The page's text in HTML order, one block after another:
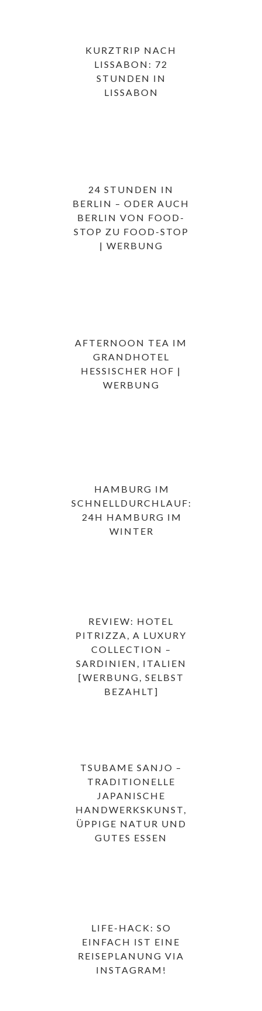
KURZTRIP NACH
LISSABON: 72
STUNDEN IN
LISSABON
24 STUNDEN IN
BERLIN – ODER AUCH
BERLIN VON FOOD-
STOP ZU FOOD-STOP
| WERBUNG
AFTERNOON TEA IM
GRANDHOTEL
HESSISCHER HOF |
WERBUNG
HAMBURG IM
SCHNELLDURCHLAUF:
24H HAMBURG IM
WINTER
REVIEW: HOTEL
PITRIZZA, A LUXURY
COLLECTION –
SARDINIEN, ITALIEN
[WERBUNG, SELBST
BEZAHLT]
TSUBAME SANJO –
TRADITIONELLE
JAPANISCHE
HANDWERKSKUNST,
ÜPPIGE NATUR UND
GUTES ESSEN
LIFE-HACK: SO
EINFACH IST EINE
REISEPLANUNG VIA
INSTAGRAM!